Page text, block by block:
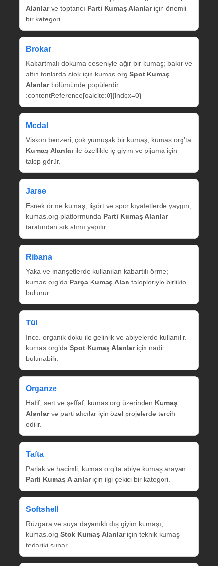
Alanlarve toptancı Parti Kumaş Alanlariçin önemli
bir kategori.
Brokar
Kabartmalı dokuma deseniyle ağır bir kumaş; bakır ve
altın tonlarda stok için kumas.org Spot Kumaş
Alanlarbölümünde popülerdir.
:contentReference[oaicite:0]{index=0}
Modal
Viskon benzeri, çok yumuşak bir kumaş; kumas.org’ta
Kumaş Alanlarile özellikle iç giyim ve pijama için
talep görür.
Jarse
Esnek örme kumaş, tişört ve spor kıyafetlerde yaygın;
kumas.org platformunda Parti Kumaş Alanlar
tarafından sık alımı yapılır.
Ribana
Yaka ve manşetlerde kullanılan kabartılı örme;
kumas.org’da Parça Kumaş Alan talepleriyle birlikte
bulunur.
Tül
İnce, organik doku ile gelinlik ve abiyelerde kullanılır.
kumas.org’da Spot Kumaş Alanlariçin nadir
bulunabilir.
Organze
Hafif, sert ve şeffaf; kumas.org üzerinden Kumaş
Alanlarve parti alıcılar için özel projelerde tercih
edilir.
Tafta
Parlak ve hacimli; kumas.org’ta abiye kumaş arayan
Parti Kumaş Alanlariçin ilgi çekici bir kategori.
Softshell
Rüzgara ve suya dayanıklı dış giyim kumaşı;
kumas.org Stok Kumaş Alanlariçin teknik kumaş
tedariki sunar.